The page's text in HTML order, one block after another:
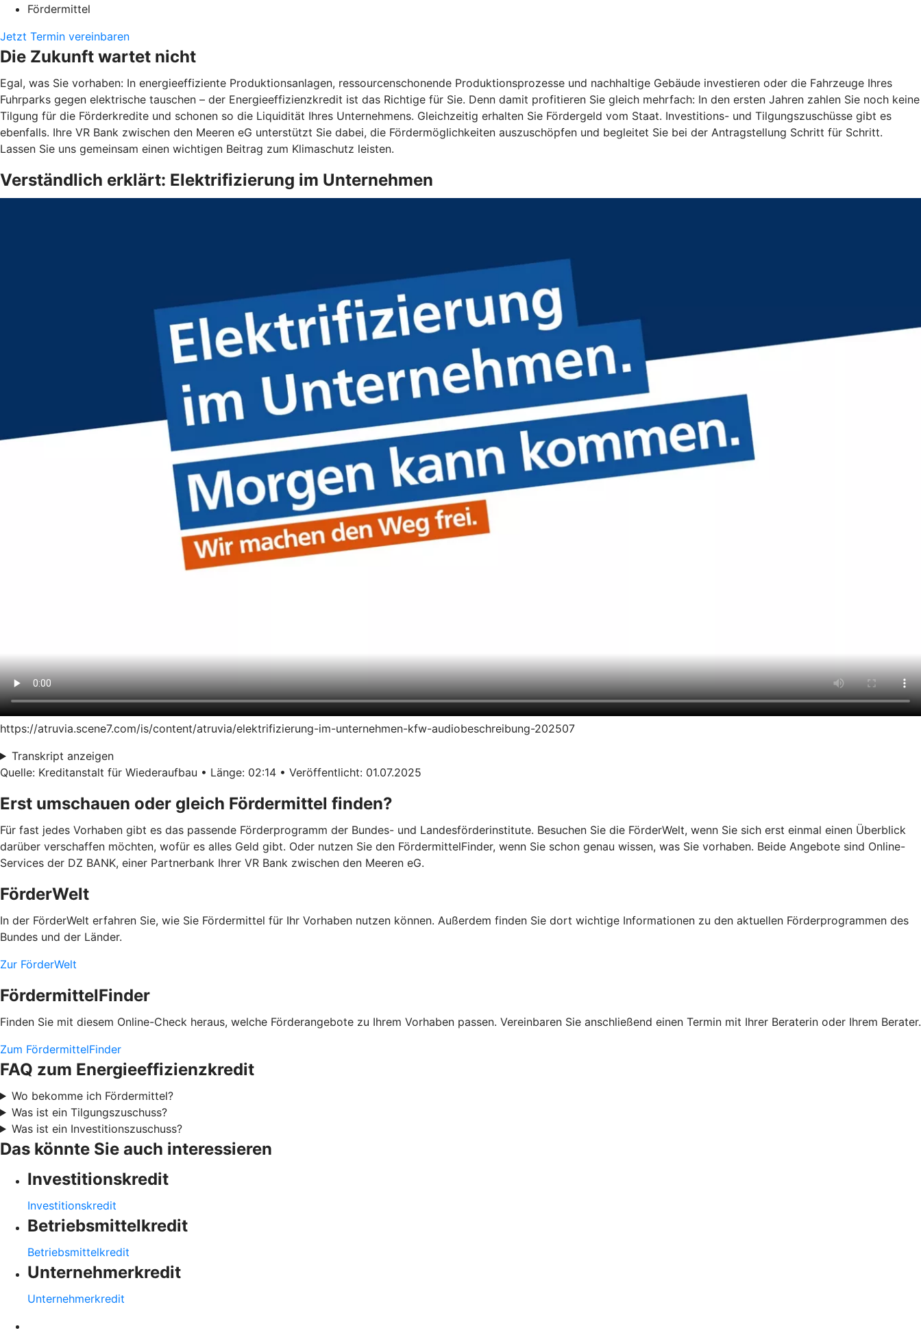
Fördermittel
Jetzt Termin vereinbaren
Die Zukunft wartet nicht
Egal, was Sie vorhaben: In energieeffiziente Produktionsanlagen, ressourcenschonende Produktionsprozesse und nachhaltige Gebäude investieren oder die Fahrzeuge Ihres
Fuhrparks gegen elektrische tauschen – der Energieeffizienzkredit ist das Richtige für Sie. Denn damit profitieren Sie gleich mehrfach: In den ersten Jahren zahlen Sie noch keine
Tilgung für die Förderkredite und schonen so die Liquidität Ihres Unternehmens. Gleichzeitig erhalten Sie Fördergeld vom Staat. Investitions- und Tilgungszuschüsse gibt es
ebenfalls. Ihre VR Bank zwischen den Meeren eG unterstützt Sie dabei, die Fördermöglichkeiten auszuschöpfen und begleitet Sie bei der Antragstellung Schritt für Schritt.
Lassen Sie uns gemeinsam einen wichtigen Beitrag zum Klimaschutz leisten.
Verständlich erklärt: Elektrifizierung im Unternehmen
https://atruvia.scene7.com/is/content/atruvia/elektrifizierung-im-unternehmen-kfw-audiobeschreibung-202507
Transkript anzeigen
Quelle: Kreditanstalt für Wiederaufbau • Länge: 02:14 • Veröffentlicht: 01.07.2025
Erst umschauen oder gleich Fördermittel finden?
Für fast jedes Vorhaben gibt es das passende Förderprogramm der Bundes- und Landesförderinstitute. Besuchen Sie die FörderWelt, wenn Sie sich erst einmal einen Überblick
darüber verschaffen möchten, wofür es alles Geld gibt. Oder nutzen Sie den FördermittelFinder, wenn Sie schon genau wissen, was Sie vorhaben. Beide Angebote sind Online-
Services der DZ BANK, einer Partnerbank Ihrer VR Bank zwischen den Meeren eG.
FörderWelt
In der FörderWelt erfahren Sie, wie Sie Fördermittel für Ihr Vorhaben nutzen können. Außerdem finden Sie dort wichtige Informationen zu den aktuellen Förderprogrammen des
Bundes und der Länder.
Zur FörderWelt
FördermittelFinder
Finden Sie mit diesem Online-Check heraus, welche Förderangebote zu Ihrem Vorhaben passen. Vereinbaren Sie anschließend einen Termin mit Ihrer Beraterin oder Ihrem Berater.
Zum FördermittelFinder
FAQ zum Energieeffizienzkredit
Wo bekomme ich Fördermittel?
Was ist ein Tilgungszuschuss?
Was ist ein Investitionszuschuss?
Das könnte Sie auch interessieren
Investitionskredit
Investitionskredit
Betriebsmittelkredit
Betriebsmittelkredit
Unternehmerkredit
Unternehmerkredit